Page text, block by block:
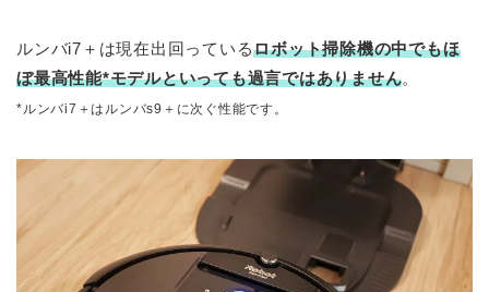
ルンバi7＋は現在出回っているロボット掃除機の中でもほ
ぼ最高性能*モデルといっても過言ではありません。
*ルンバi7＋はルンバs9＋に次ぐ性能です。